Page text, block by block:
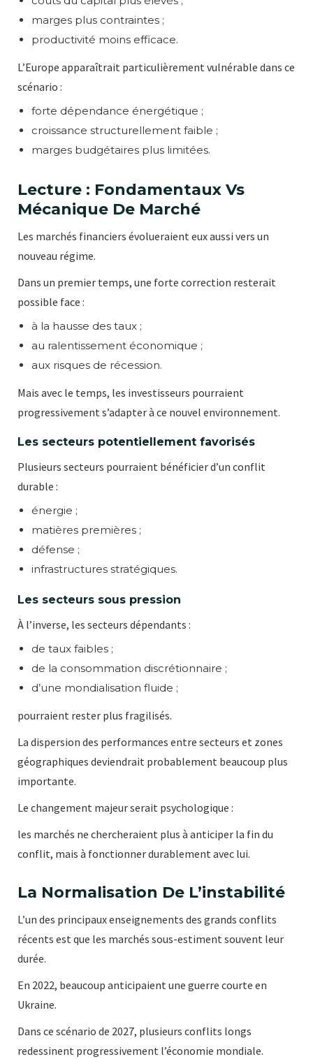
marges plus contraintes ;
productivité moins efficace.
L’Europe apparaîtrait particulièrement vulnérable dans ce
scénario :
forte dépendance énergétique ;
croissance structurellement faible ;
marges budgétaires plus limitées.
Lecture : Fondamentaux Vs
Mécanique De Marché
Les marchés financiers évolueraient eux aussi vers un
nouveau régime.
Dans un premier temps, une forte correction resterait
possible face :
à la hausse des taux ;
au ralentissement économique ;
aux risques de récession.
Mais avec le temps, les investisseurs pourraient
progressivement s’adapter à ce nouvel environnement.
Les secteurs potentiellement favorisés
Plusieurs secteurs pourraient bénéficier d’un conflit
durable :
énergie ;
matières premières ;
défense ;
infrastructures stratégiques.
Les secteurs sous pression
À l’inverse, les secteurs dépendants :
de taux faibles ;
de la consommation discrétionnaire ;
d’une mondialisation fluide ;
pourraient rester plus fragilisés.
La dispersion des performances entre secteurs et zones
géographiques deviendrait probablement beaucoup plus
importante.
Le changement majeur serait psychologique :
les marchés ne chercheraient plus à anticiper la fin du
conflit, mais à fonctionner durablement avec lui.
La Normalisation De L’instabilité
L’un des principaux enseignements des grands conflits
récents est que les marchés sous-estiment souvent leur
durée.
En 2022, beaucoup anticipaient une guerre courte en
Ukraine.
Dans ce scénario de 2027, plusieurs conflits longs
redessinent progressivement l’économie mondiale.